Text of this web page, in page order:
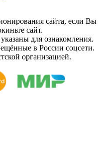
сайта, если Вы
сайт.
для ознакомления.
в России соцсети.
организацией.